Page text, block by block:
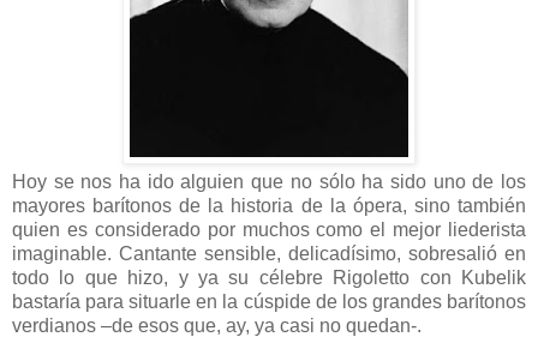
Hoy se nos ha ido alguien que no sólo ha sido uno de los
mayores barítonos de la historia de la ópera, sino también
quien es considerado por muchos como el mejor liederista
imaginable. Cantante sensible, delicadísimo, sobresalió en
todo lo que hizo, y ya su célebre Rigoletto con Kubelik
bastaría para situarle en la cúspide de los grandes barítonos
verdianos –de esos que, ay, ya casi no quedan-.